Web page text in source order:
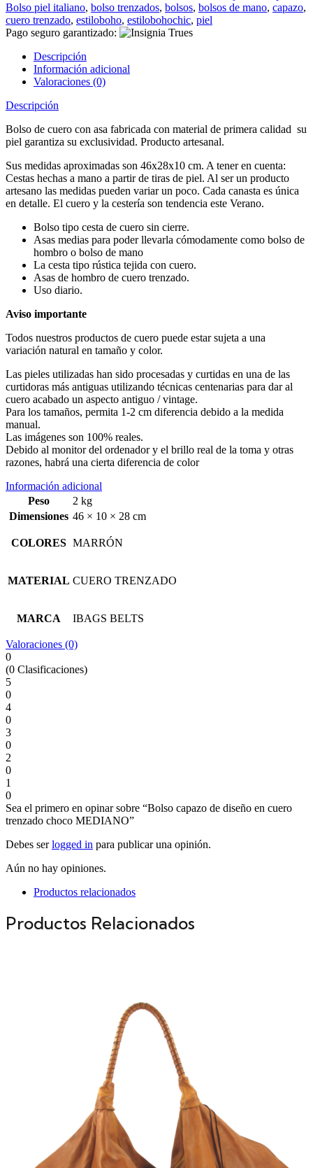
Bolso piel italiano, bolso trenzados, bolsos, bolsos de mano, capazo,
cuero trenzado, estiloboho, estilobohochic, piel
Pago seguro garantizado:
Descripción
Información adicional
Valoraciones (0)
Descripción
Bolso de cuero con asa fabricada con material de primera calidad su
piel garantiza su exclusividad. Producto artesanal.
Sus medidas aproximadas son 46x28x10 cm. A tener en cuenta:
Cestas hechas a mano a partir de tiras de piel. Al ser un producto
artesano las medidas pueden variar un poco. Cada canasta es única
en detalle. El cuero y la cestería son tendencia este Verano.
Bolso tipo cesta de cuero sin cierre.
Asas medias para poder llevarla cómodamente como bolso de
hombro o bolso de mano
La cesta tipo rústica tejida con cuero.
Asas de hombro de cuero trenzado.
Uso diario.
Aviso importante
Todos nuestros productos de cuero puede estar sujeta a una
variación natural en tamaño y color.
Las pieles utilizadas han sido procesadas y curtidas en una de las
curtidoras más antiguas utilizando técnicas centenarias para dar al
cuero acabado un aspecto antiguo / vintage.
Para los tamaños, permita 1-2 cm diferencia debido a la medida
manual.
Las imágenes son 100% reales.
Debido al monitor del ordenador y el brillo real de la toma y otras
razones, habrá una cierta diferencia de color
Información adicional
Peso
2 kg
Dimensiones 46 × 10 × 28 cm
COLORES MARRÓN
MATERIAL CUERO TRENZADO
MARCA IBAGS BELTS
Valoraciones (0)
0
(0 Clasificaciones)
5
0
4
0
3
0
2
0
1
0
Sea el primero en opinar sobre “Bolso capazo de diseño en cuero
trenzado choco MEDIANO”
Debes serlogged in para publicar una opinión.
Aún no hay opiniones.
Productos relacionados
Productos Relacionados